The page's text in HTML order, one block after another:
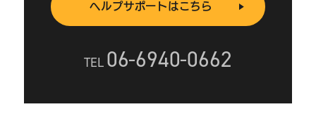
ヘルプサポートはこちら
TEL 06-6940-0662